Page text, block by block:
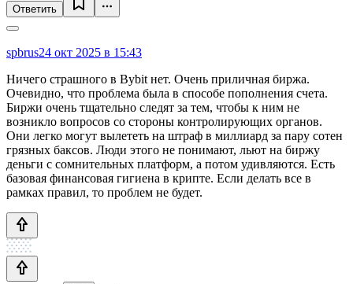
Ответить
spbrus24 окт 2025 в 15:43
Ничего страшного в Bybit нет. Очень приличная биржа.
Очевидно, что проблема была в способе пополнения счета.
Биржи очень тщательно следят за тем, чтобы к ним не
возникло вопросов со стороны контролирующих органов.
Они легко могут вылететь на штраф в миллиард за пару сотен
грязных баксов. Люди этого не понимают, льют на биржу
деньги с сомнительных платформ, а потом удивляются. Есть
базовая финансовая гигиена в крипте. Если делать все в
рамках правил, то проблем не будет.